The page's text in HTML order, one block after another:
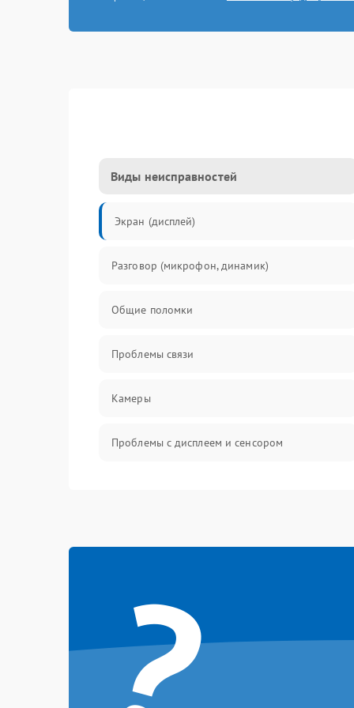
Виды неисправностей
Экран (дисплей)
Разговор (микрофон, динамик)
Общие поломки
Проблемы связи
Камеры
Проблемы с дисплеем и сенсором
аккумулятором